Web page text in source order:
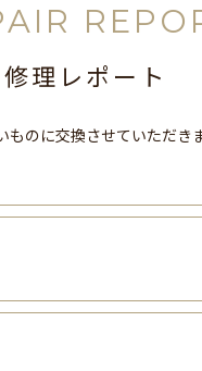
修理レポート
のに交換させていただき